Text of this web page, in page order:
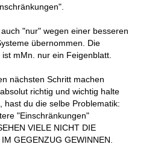
"nur" wegen einer besseren
übernommen. Die
mMn. nur ein Feigenblatt.
nächsten Schritt machen
richtig und wichtig halte
hast du die selbe Problematik:
"Einschränkungen"
VIELE NICHT DIE
GEGENZUG GEWINNEN.